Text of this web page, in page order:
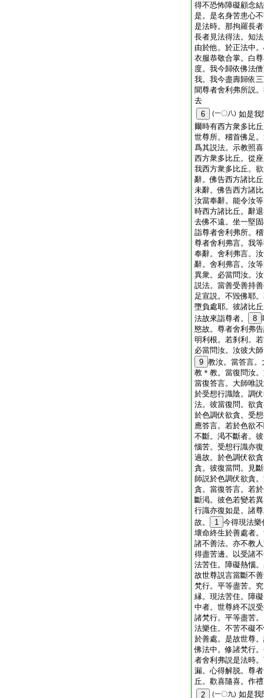
得不恐怖障礙顧念
是。是名身苦患心
是法時。那拘羅長
長者見法得法。知
由於他。於正法中
衣服恭敬合掌。白
度。我今歸依佛法
我。我今盡壽歸依
聞尊者舍利弗所説
去
6
(一〇八) 如是我
爾時有西方衆多比
世尊所。稽首佛足
爲其説法。示教照
西方衆多比丘。從
我西方衆多比丘。
辭。佛告西方諸比
未辭。佛告西方諸
汝當奉辭。能令汝
時西方諸比丘。辭
去佛不遠。坐一堅
詣尊者舍利弗所。
尊者舍利弗言。我
奉辭。舍利弗言。
辭。舍利弗言。汝
異衆。必當問汝。
説法。當善受善持
足宣説。不毀佛耶
墮負處耶。彼諸比
法故來詣尊者。
8
愍故。尊者舍利弗
明利根。若刹利。
必當問汝。汝彼大
9 教汝。當答言
教＊教。當復問汝
當復答言。大師唯
於受想行識陰。調
法。彼當復問。欲
於色調伏欲貪。受
應答言。若於色欲
不斷。渇不斷者。
惱苦。受想行識亦
過故。於色調伏欲
貪。彼復當問。見
師説於色調伏欲貪
貪。當復答言。若
斷渇。彼色若變若
行識亦復如是。諸
故。
1 今得現法樂
壞命終生於善處者
諸不善法。亦不教
得盡苦邊。以受諸
法苦住。障礙熱惱
故世尊説言當斷不
梵行。平等盡苦。
縁。現法苦住。障
中者。世尊終不説
諸梵行。平等盡苦
法樂住。不苦不礙
於善處。是故世尊
佛法中。修諸梵行
者舍利弗説是法時
漏。心得解脱。尊
丘。歡喜隨喜。作
2
(一〇九) 如是我